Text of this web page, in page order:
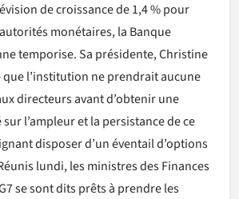
de croissance de 1,4 % pour
monétaires, la Banque
temporise. Sa présidente, Christine
que l’institution ne prendrait aucune
directeurs avant d’obtenir une
l’ampleur et la persistance de ce
disposer d’un éventail d’options
lundi, les ministres des Finances
se sont dits prêts à prendre les